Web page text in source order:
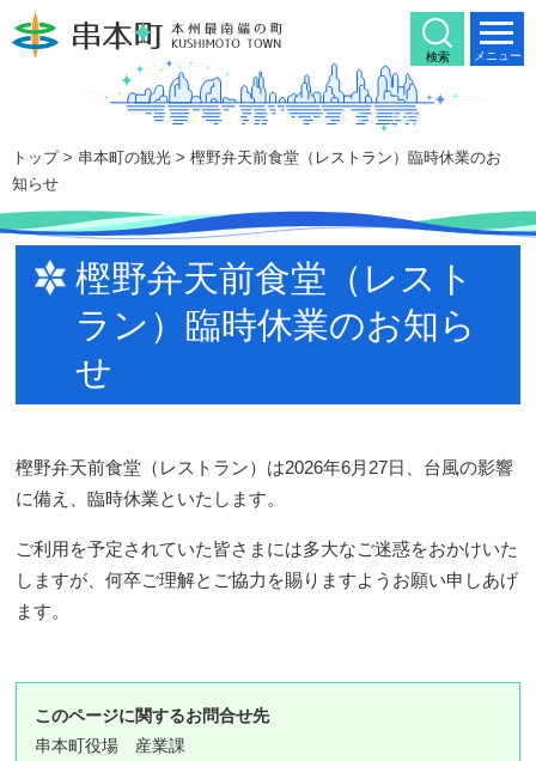
文
メニュー
トップ> 串本町の観光 > 樫野弁天前食堂（レストラン）臨時休業のお
知らせ
検索
樫野弁天前食堂（レスト
ラン）臨時休業のお知ら
せ
樫野弁天前食堂（レストラン）は2026年6月27日、台風の影響
に備え、臨時休業といたします。
ご利用を予定されていた皆さまには多大なご迷惑をおかけいた
しますが、何卒ご理解とご協力を賜りますようお願い申しあげ
ます。
このページに関するお問合せ先
串本町役場 産業課